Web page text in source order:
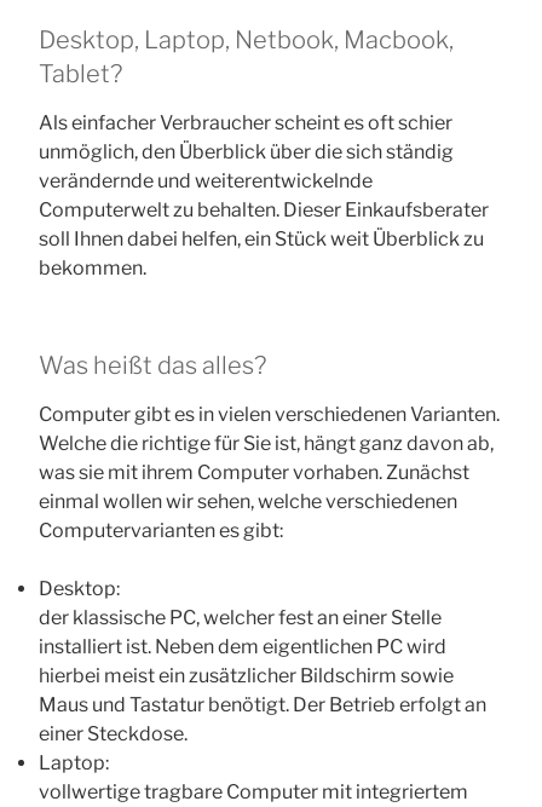
Desktop, Laptop, Netbook, Macbook,
Tablet?
Als einfacher Verbraucher scheint es oft schier
unmöglich, den Überblick über die sich ständig
verändernde und weiterentwickelnde
Computerwelt zu behalten. Dieser Einkaufsberater
soll Ihnen dabei helfen, ein Stück weit Überblick zu
bekommen.
Was heißt das alles?
Computer gibt es in vielen verschiedenen Varianten.
Welche die richtige für Sie ist, hängt ganz davon ab,
was sie mit ihrem Computer vorhaben. Zunächst
einmal wollen wir sehen, welche verschiedenen
Computervarianten es gibt:
Desktop:
der klassische PC, welcher fest an einer Stelle
installiert ist. Neben dem eigentlichen PC wird
hierbei meist ein zusätzlicher Bildschirm sowie
Maus und Tastatur benötigt. Der Betrieb erfolgt an
einer Steckdose.
Laptop:
vollwertige tragbare Computer mit integriertem